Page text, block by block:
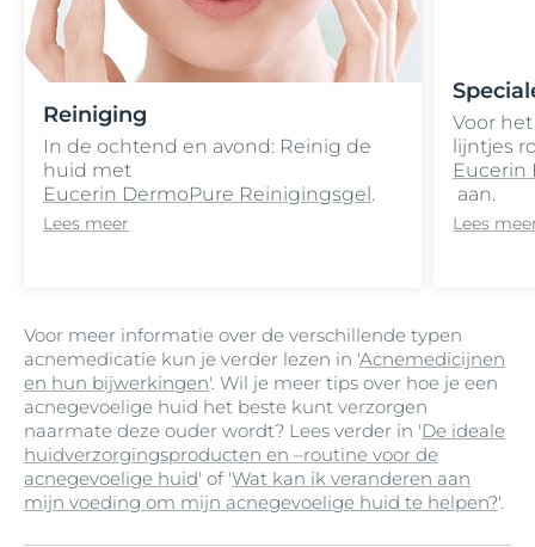
Reiniging
In de ochtend en avond: Reinig de
huid met
Eucerin DermoPure Reinigingsgel.
Lees meer
Voor
lijntjes
Eucerin
aan.
Lees
Voor meer informatie over de verschillende typen
acnemedicatie kun je verder lezen in 'Acnemedicijnen
en hun bijwerkingen'. Wil je meer tips over hoe je een
acnegevoelige huid het beste kunt verzorgen
naarmate deze ouder wordt? Lees verder in 'De ideale
huidverzorgingsproducten en –routine voor de
acnegevoelige huid' of 'Wat kan ik veranderen aan
mijn voeding om mijn acnegevoelige huid te helpen?'.